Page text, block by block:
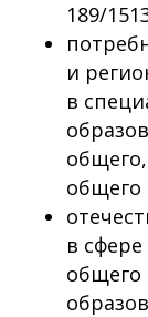
189/
и
в
общего
в
общего